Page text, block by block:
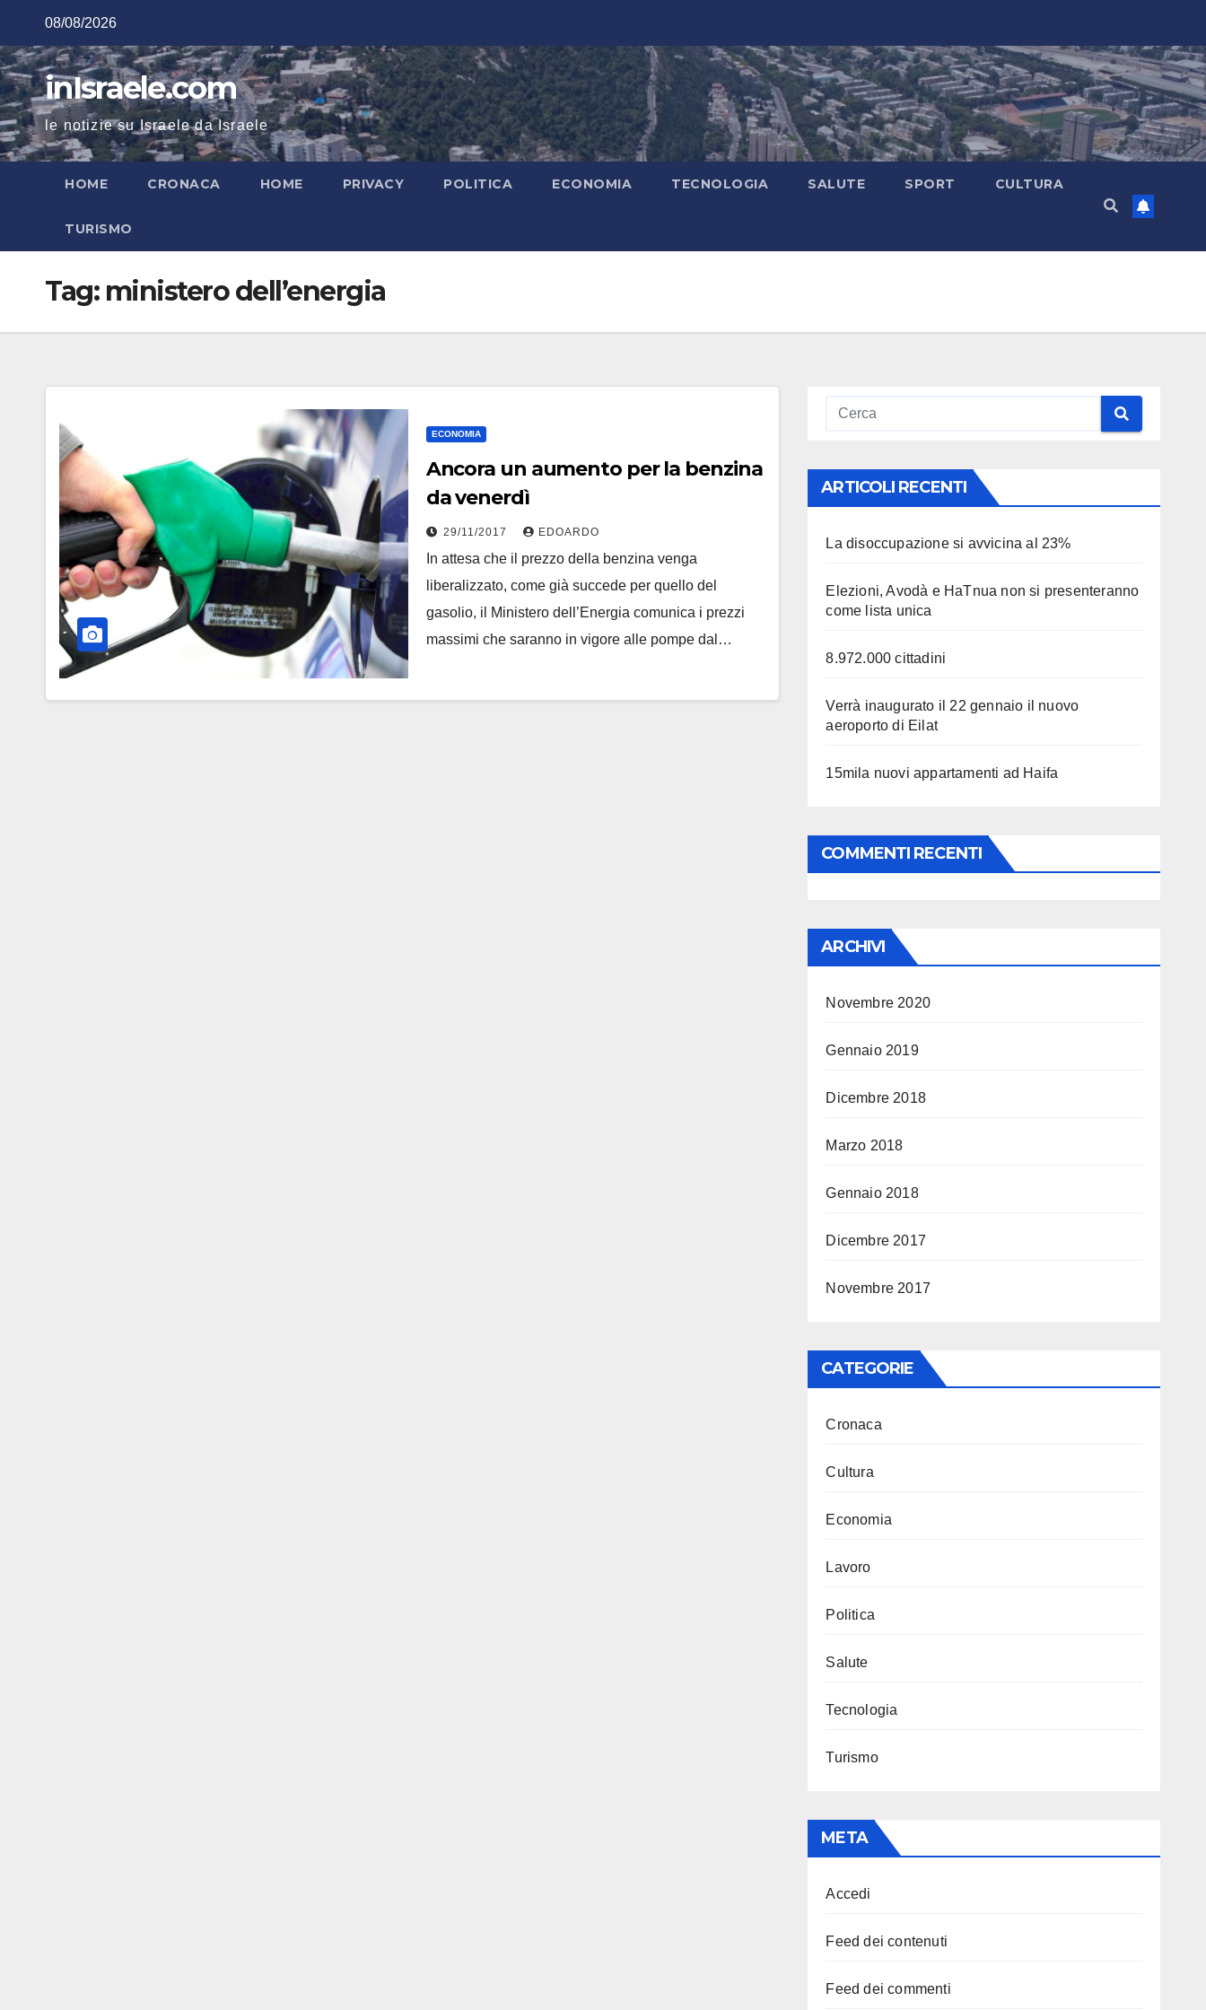
contenuto
08/08/2026
inIsraele.com
le notizie su Israele da Israele
HOME CRONACA HOME PRIVACY POLITICA ECONOMIA TECNOLOGIA SALUTE SPORT CULTURA
TURISMO
Tag: ministero dell’energia
ECONOMIA
Ancora un aumento per la benzina
da venerdì
29/11/2017 EDOARDO
In attesa che il prezzo della benzina venga
liberalizzato, come già succede per quello del
gasolio, il Ministero dell’Energia comunica i prezzi
massimi che saranno in vigore alle pompe dal…
ARTICOLI RECENTI
La disoccupazione si avvicina al 23%
Elezioni, Avodà e HaTnua non si presenteranno
come lista unica
8.972.000 cittadini
Verrà inaugurato il 22 gennaio il nuovo
aeroporto di Eilat
15mila nuovi appartamenti ad Haifa
COMMENTI RECENTI
ARCHIVI
Novembre 2020
Gennaio 2019
Dicembre 2018
Marzo 2018
Gennaio 2018
Dicembre 2017
Novembre 2017
CATEGORIE
Cronaca
Cultura
Economia
Lavoro
Politica
Salute
Tecnologia
Turismo
META
Accedi
Feed dei contenuti
Feed dei commenti